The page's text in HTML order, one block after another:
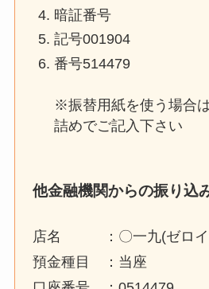
暗証番号
記号001904
番号514479
※振替用紙を使う場合
詰めでご記入下さい
他金融機関からの振り込
店名 ：〇一九(ゼロイ
預金種目 ：当座